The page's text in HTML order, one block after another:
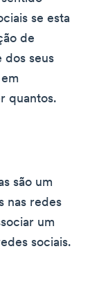
se esta
de
dos seus
quantos.
são um
nas redes
um
sociais.